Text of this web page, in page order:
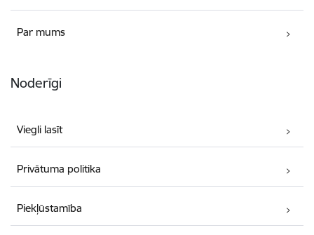
Par mums
Noderīgi
Viegli lasīt
Privātuma politika
Piekļūstamība